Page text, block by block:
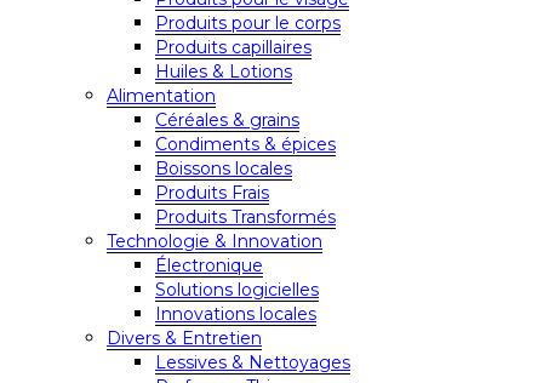
Produits pour le corps
Produits capillaires
Huiles & Lotions
Alimentation
Céréales & grains
Condiments & épices
Boissons locales
Produits Frais
Produits Transformés
Technologie & Innovation
Électronique
Solutions logicielles
Innovations locales
Divers & Entretien
Lessives & Nettoyages